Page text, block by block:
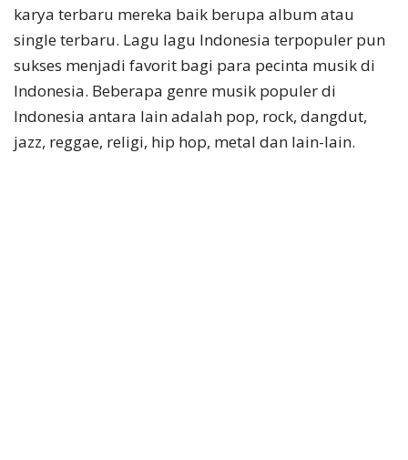
karya terbaru mereka baik berupa album atau
single terbaru. Lagu lagu Indonesia terpopuler pun
sukses menjadi favorit bagi para pecinta musik di
Indonesia. Beberapa genre musik populer di
Indonesia antara lain adalah pop, rock, dangdut,
jazz, reggae, religi, hip hop, metal dan lain-lain.